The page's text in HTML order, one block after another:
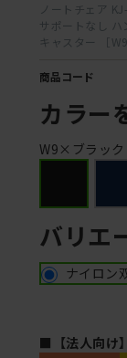
ノートチェア
サポートなし
キャスター ［
商品コード
カラー
W9×ブラック
バリエ
ナイロン
■【法人向け